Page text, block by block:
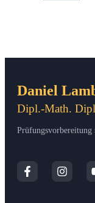
Daniel
Dipl.-Math.